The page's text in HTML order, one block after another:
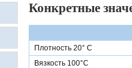
Конкретные
Плотность 20° С
Вязкость 100°С